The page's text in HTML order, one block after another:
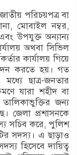
পরিচয়পত্র বা
মোবাইল নম্বর,
উপযুক্ত অন্যান্য
অথবা সিভিল
কার্যালয় গিয়ে
করতে হয়। গত
ছাত্র-জনতার
যারা শহীদ বা
জন্য
জেলা প্রশাসনকে
সচিব করে, পুলিশ
সদস্য। এ ছাড়াও
হিসেবে দায়িত্ব